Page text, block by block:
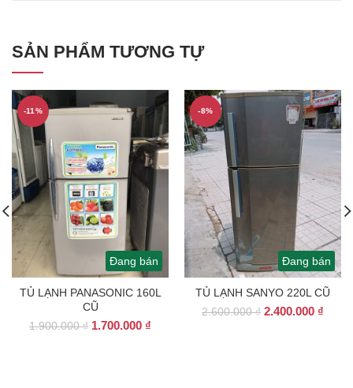
SẢN PHẨM TƯƠNG TỰ
Đang bán
-11%
TỦ LẠNH PANASONIC 160L
CŨ
1.900.000₫ Giá
1.700.000 ₫
Đang bán
-8%
TỦ LẠNH SANYO 220L CŨ
2.600.000₫ Giá
2.400.000 ₫